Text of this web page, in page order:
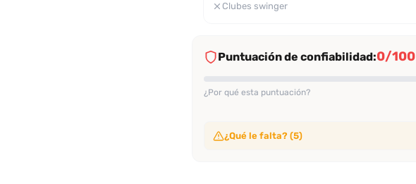
Clubes swinger
Puntuación de confiabilidad:0/100
¿Por qué esta puntuación?
¿Qué le falta? (5)